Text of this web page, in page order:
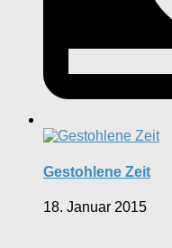
Gestohlene Zeit
18. Januar 2015